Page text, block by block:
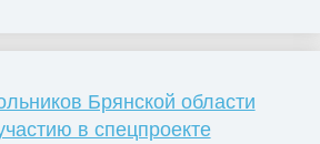
Брянской области
в спецпроекте